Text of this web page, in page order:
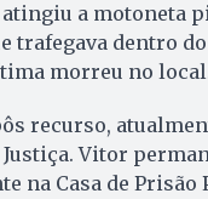
a motoneta
trafegava dentro
morreu no
recurso,
Vitor
na Casa de Prisão